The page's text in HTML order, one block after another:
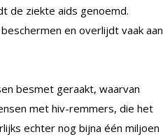
de ziekte aids genoemd.
en overlijdt vaak aan
besmet geraakt, waarvan
met hiv-remmers, die het
echter nog bijna één miljoen